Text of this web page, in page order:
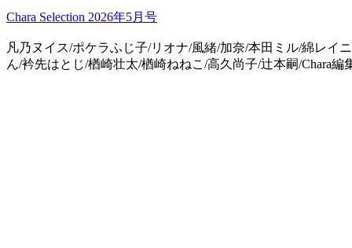
Chara Selection 2026年5月号
凡乃ヌイス/ポケラふじ子/リオナ/風緒/加奈/本田ミル/綿レイ
ん/衿先はとじ/楢崎壮太/楢崎ねねこ/高久尚子/辻本嗣/Chara編